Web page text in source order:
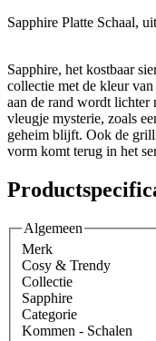
Sapphire Platte Schaal,
Sapphire, het kostbaar
collectie met de kleur
aan de rand wordt lichter
vleugje mysterie, zoals
geheim blijft. Ook de
vorm komt terug in het
Algemeen
Merk
Cosy & Trendy
Collectie
Sapphire
Categorie
Kommen - Schalen